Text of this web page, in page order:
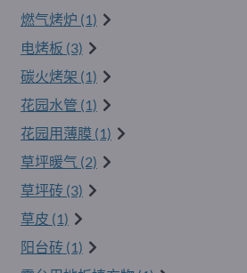
燃气烤炉 (1)
电烤板 (3)
碳火烤架 (1)
花园水管 (1)
花园用薄膜 (1)
草坪暖气 (2)
草坪砖 (3)
草皮 (1)
阳台砖 (1)